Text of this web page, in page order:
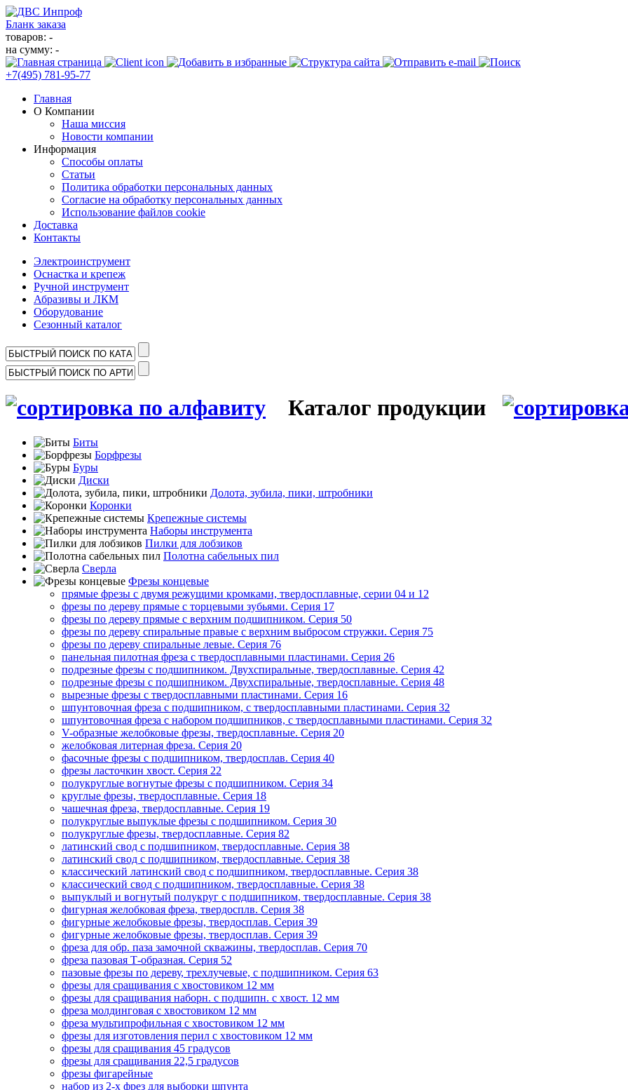
Бланк заказа
товаров: -
на сумму: -
+7(495) 781-95-77
Главная
О Компании
Наша миссия
Новости компании
Информация
Способы оплаты
Статьи
Политика обработки персональных данных
Согласие на обработку персональных данных
Использование файлов cookie
Доставка
Контакты
Электроинструмент
Оснастка и крепеж
Ручной инструмент
Абразивы и ЛКМ
Оборудование
Сезонный каталог
Каталог продукции
Биты
Борфрезы
Буры
Диски
Долота, зубила, пики, штробники
Коронки
Крепежные системы
Наборы инструмента
Пилки для лобзиков
Полотна сабельных пил
Сверла
Фрезы концевые
прямые фрезы с двумя режущими кромками, твердосплавные, серии 04 и 12
фрезы по дереву прямые с торцевыми зубьями. Серия 17
фрезы по дереву прямые с верхним подшипником. Серия 50
фрезы по дереву спиральные правые с верхним выбросом стружки. Серия 75
фрезы по дереву спиральные левые. Серия 76
панельная пилотная фреза с твердосплавными пластинами. Серия 26
подрезные фрезы с подшипником. Двухспиральные, твердосплавные. Серия 42
подрезные фрезы с подшипником. Двухспиральные, твердосплавные. Серия 48
вырезные фрезы с твердосплавными пластинами. Серия 16
шпунтовочная фреза с подшипником, с твердосплавными пластинами. Серия 32
шпунтовочная фреза с набором подшипников, с твердосплавными пластинами. Серия 32
V-образные желобковые фрезы, твердосплавные. Серия 20
желобковая литерная фреза. Серия 20
фасочные фрезы с подшипником, твердосплав. Серия 40
фрезы ласточкин хвост. Серия 22
полукруглые вогнутые фрезы с подшипником. Серия 34
круглые фрезы, твердосплавные. Серия 18
чашечная фреза, твердосплавные. Серия 19
полукруглые выпуклые фрезы с подшипником. Серия 30
полукруглые фрезы, твердосплавные. Серия 82
латинский свод с подшипником, твердосплавные. Серия 38
латинский свод с подшипником, твердосплавные. Серия 38
классический латинский свод с подшипником, твердосплавные. Серия 38
классический свод с подшипником, твердосплавные. Серия 38
выпуклый и вогнутый полукруг с подшипником, твердосплавные. Серия 38
фигурная желобковая фреза, твердосплв. Серия 38
фигурные желобковые фрезы, твердосплав. Серия 39
фигурные желобковые фрезы, твердосплав. Серия 39
фреза для обр. паза замочной скважины, твердосплав. Серия 70
фреза пазовая Т-образная. Серия 52
пазовые фрезы по дереву, трехлучевые, с подшипником. Серия 63
фрезы для сращивания с хвостовиком 12 мм
фрезы для сращивания наборн. с подшипн. с хвост. 12 мм
фреза молдинговая с хвостовиком 12 мм
фреза мультипрофильная с хвостовиком 12 мм
фрезы для изготовления перил с хвостовиком 12 мм
фрезы для сращивания 45 градусов
фрезы для сращивания 22,5 градусов
фрезы фигарейные
набор из 2-х фрез для выборки шпунта